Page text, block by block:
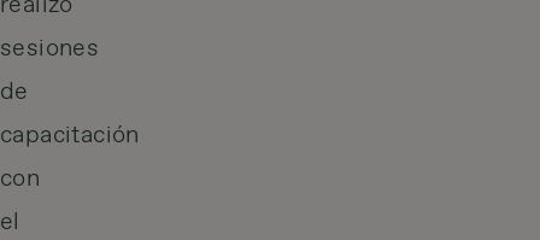
sesiones
de
capacitación
con
el